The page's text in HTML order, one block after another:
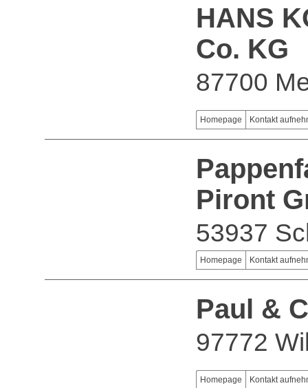
HANS
Co. KG
87700
Homepage Kontakt
Piront
53937
Homepage Kontakt
Paul &
97772
Homepage Kontakt